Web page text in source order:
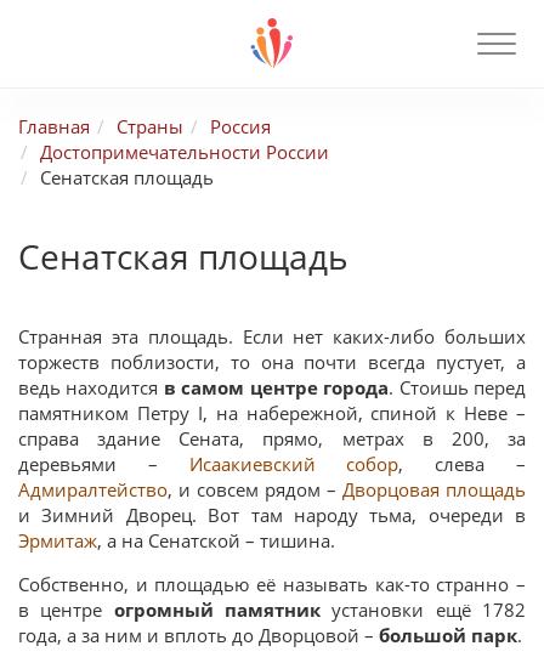
Главная Страны
Россия
Достопримечательности России
Сенатская площадь
Сенатская площадь
Странная эта площадь. Если нет каких-либо больших
торжеств поблизости, то она почти всегда пустует, а
ведь находится в самом центре города. Стоишь перед
памятником Петру I, на набережной, спиной к Неве –
справа здание Сената, прямо, метрах в 200, за
деревьями – Исаакиевский собор, слева –
Адмиралтейство, и совсем рядом – Дворцовая площадь
и Зимний Дворец. Вот там народу тьма, очереди в
Эрмитаж, а на Сенатской – тишина.
Собственно, и площадью её называть как-то странно –
в центре огромный памятник установки ещё 1782
года, а за ним и вплоть до Дворцовой – большой парк.